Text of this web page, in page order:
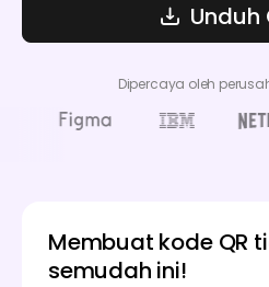
Unduh
Dipercaya oleh
Membuat kode QR
semudah ini!